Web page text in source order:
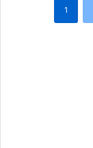
1